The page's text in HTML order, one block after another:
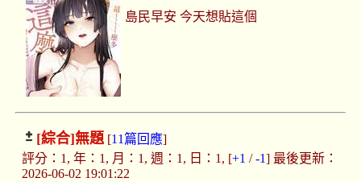
島民早安 今天想貼這個
[綜合]無題[11篇回應]
評分：1, 年：1, 月：1, 週：1, 日：1, [+1 /-1] 最後更新：
2026-06-02 19:01:22